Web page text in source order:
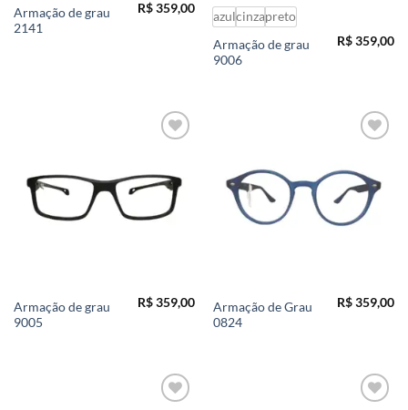
Armação de grau
2141
R$359,00
azulcinzapreto
Armação de grau
9006
R$359,00
Armação de grau
9005
R$359,00
Armação de Grau
0824
R$359,00